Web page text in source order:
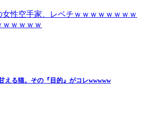
女性空手家、レベチｗｗｗｗｗｗｗｗ
ｗｗｗｗｗ
える猫。その『目的』がコレwwwww